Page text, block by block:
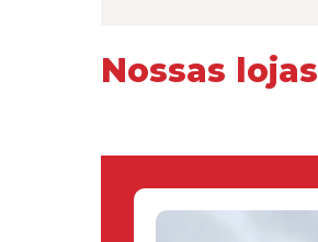
Nossas lojas